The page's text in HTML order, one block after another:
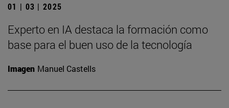
01 | 03 | 2025
Experto en IA destaca la formación como
base para el buen uso de la tecnología
Imagen Manuel Castells